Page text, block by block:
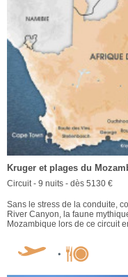
Kruger et plages du
Circuit - 9 nuits - dès 5130 €
Sans le stress de la conduite,
River Canyon, la faune
Mozambique lors de ce circuit